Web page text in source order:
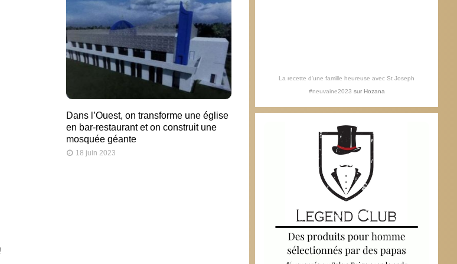
Dans l’Ouest, on transforme une église
en bar-restaurant et on construit une
mosquée géante
18 juin 2023
La recette d'une famille heureuse avec St Joseph
#neuvaine2023 sur Hozana